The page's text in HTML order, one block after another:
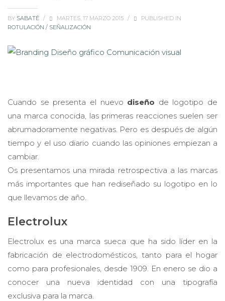
BY SABATÉ / MARTES, 17 MARZO 2015 /
PUBLISHED IN
ROTULACIÓN / SEÑALIZACIÓN
Cuando se presenta el nuevo diseño de logotipo de
una marca conocida, las primeras reacciones suelen ser
abrumadoramente negativas. Pero es después de algún
tiempo y el uso diario cuando las opiniones empiezan a
cambiar.
Os presentamos una mirada retrospectiva a las marcas
más importantes que han rediseñado su logotipo en lo
que llevamos de año.
Electrolux
Electrolux es una marca sueca que ha sido líder en la
fabricación de electrodomésticos, tanto para el hogar
como para profesionales, desde 1909. En enero se dio a
conocer una nueva identidad con una tipografía
exclusiva para la marca.